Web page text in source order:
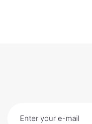
Enter your e-mail